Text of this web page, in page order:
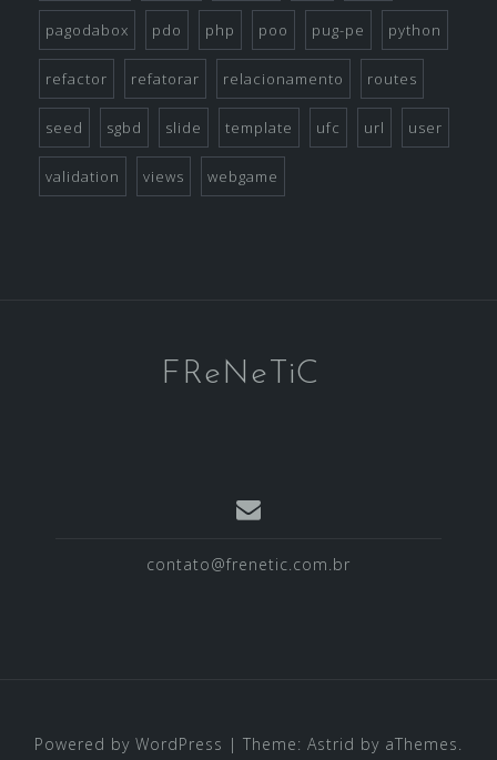
pagodabox pdo php poo pug-pe python
refactor refatorar relacionamento routes
seed sgbd slide template ufc url user
validation views webgame
FReNeTiC
contato@frenetic.com.br
Powered by WordPress | Theme: Astrid by aThemes.